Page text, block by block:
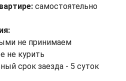
самостоятельно
не принимаем
не курить
срок заезда - 5 суток